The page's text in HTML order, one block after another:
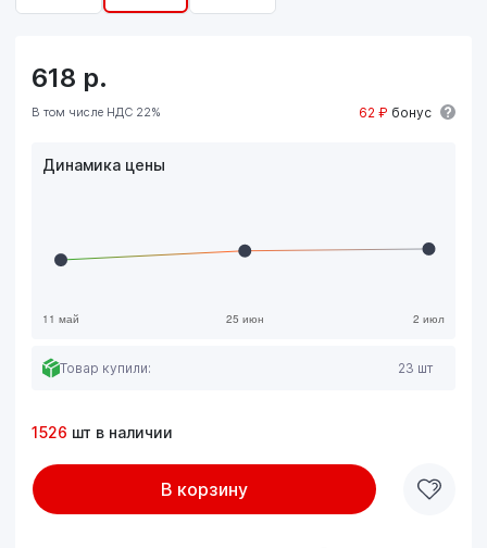
618 р.
В том числе НДС 22% 62 ₽ бонус
Динамика цены
Товар купили: 23 шт
1526 шт в наличии
В корзину